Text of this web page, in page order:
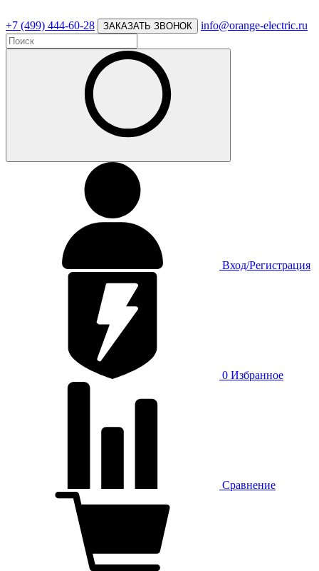
+7 (499) 444-60-28 ЗАКАЗАТЬ ЗВОНОК info@orange-electric.ru
Вход/Регистрация
0 Избранное
Сравнение